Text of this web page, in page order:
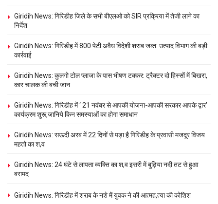
Giridih News: गिरिडीह जिले के सभी बीएलओ को SIR प्रक्रिया में तेजी लाने का
निर्देश
Giridih News: गिरिडीह में 800 पेटी अवैध विदेशी शराब जब्त: उत्पाद विभाग की बड़ी
कार्रवाई
Giridih News: कुलगो टोल प्लाजा के पास भीषण टक्कर: ट्रैक्टर दो हिस्सों में बिखरा,
कार चालक की बची जान
Giridih News: गिरिडीह में ‘ 21 नवंबर से आपकी योजना-आपकी सरकार आपके द्वार’
कार्यक्रम शुरू,जानिये किन समस्याओं का होगा समाधान
Giridih News: सऊदी अरब में 22 दिनों से पड़ा है गिरिडीह के प्रवासी मजदूर विजय
महतो का श,व
Giridih News: 24 घंटे से लापता व्यक्ति का श,व इसरी में बुढ़िया नदी तट से हुआ
बरामद
Giridih News: गिरिडीह में शराब के नशे में युवक ने की आत्मह,त्या की कोशिश